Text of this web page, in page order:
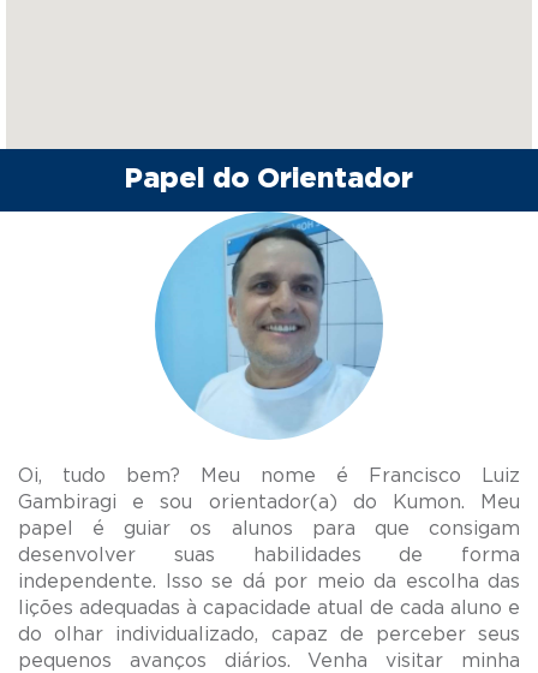
Papel do Orientador
Oi, tudo bem? Meu nome é Francisco Luiz
Gambiragi e sou orientador(a) do Kumon. Meu
papel é guiar os alunos para que consigam
desenvolver suas habilidades de forma
independente. Isso se dá por meio da escolha das
lições adequadas à capacidade atual de cada aluno e
do olhar individualizado, capaz de perceber seus
pequenos avanços diários. Venha visitar minha